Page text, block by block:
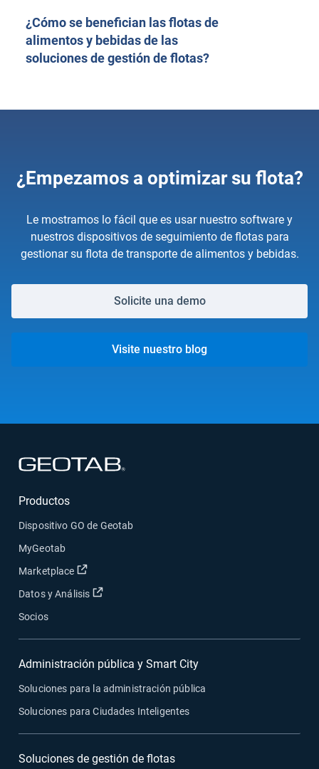
¿Cómo se benefician las flotas de
alimentos y bebidas de las
soluciones de gestión de flotas?
¿Empezamos a optimizar su flota?
Le mostramos lo fácil que es usar nuestro software y
nuestros dispositivos de seguimiento de flotas para
gestionar su flota de transporte de alimentos y bebidas.
Solicite una demo
Visite nuestro blog
Productos
Dispositivo GO de Geotab
MyGeotab
Marketplace
Abrir en una nueva ventana
Datos y Análisis Abrir en una nueva ventana
Socios
Administración pública y Smart City
Soluciones para la administración pública
Soluciones para Ciudades Inteligentes
Soluciones de gestión de flotas